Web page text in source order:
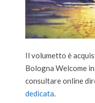
Il volumetto è
Bologna Welcome
consultare online
dedicata.